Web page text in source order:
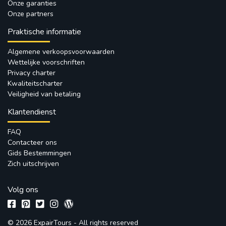
Onze garanties
Onze partners
Praktische informatie
Algemene verkoopsvoorwaarden
Wettelijke voorschriften
Privacy charter
Kwaliteitscharter
Veiligheid van betaling
Klantendienst
FAQ
Contacteer ons
Gids Bestemmingen
Zich uitschrijven
Volg ons
© 2026 ExpairTours - All rights reserved